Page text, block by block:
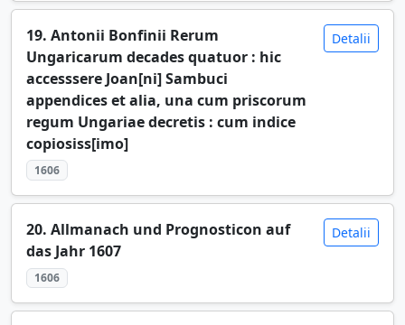
19. Antonii Bonfinii Rerum
Ungaricarum decades quatuor : hic
accesssere Joan[ni] Sambuci
appendices et alia, una cum priscorum
regum Ungariae decretis : cum indice
copiosiss[imo]
1606
Detalii
20. Allmanach und Prognosticon auf
das Jahr 1607
1606
Detalii